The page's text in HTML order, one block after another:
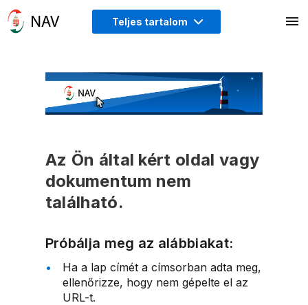
Teljes tartalom
Az Ön által kért oldal vagy
dokumentum nem
található.
Próbálja meg az alábbiakat:
Ha a lap címét a címsorban adta meg,
ellenőrizze, hogy nem gépelte el az
URL-t.